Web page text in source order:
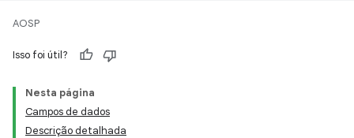
AOSP
Isso foi útil?
Nesta página
Campos de dados
Descrição detalhada